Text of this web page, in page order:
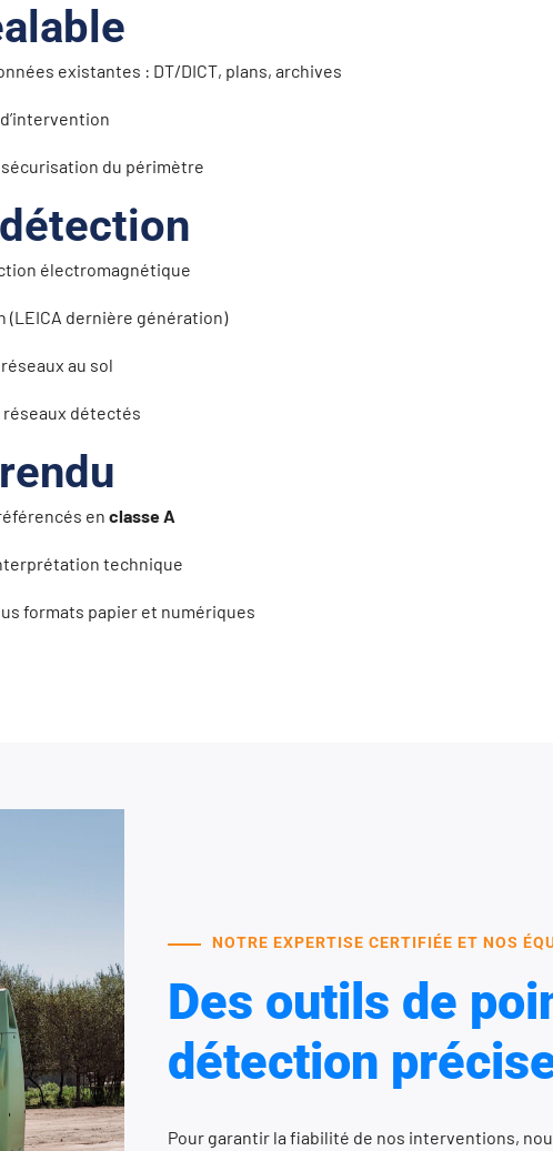
existantes : DT/DICT, plans, archives
du périmètre
électromagnétique
(LEICA dernière génération)
au sol
détectés
en classe A
technique
formats papier et numériques
NOTRE EXPERTISE CERTIFIÉE ET NOS
Des outils de
détection
Pour garantir la fiabilité de nos interventions,